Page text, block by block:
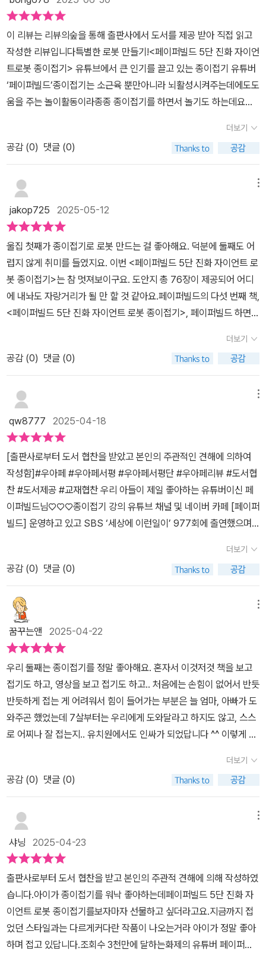
는 아주 멋진 경험이었어요.​​완성보다 중요한 ‘과정’, 그리고 자신감​물
론, 모든 단계를 완성하는 건 쉽지 않았어요. 도안이 76장이나 되는
데다, 가위질도 섬세하게 해야 했거든요. 하지만 오히려 그래서 더 빛
나는 시간이었어요. 완벽한 로봇 하나를 만들기 위해, 서두르지 않고
차근차근, 조심스럽게 접고 또 접는 그 과정 자체가 의미 있었거든요.​
📌 아이는 종이 한 장에서 출발한 이 커다란 로봇을 완성하며 스스로
자!”라고요.​ ​눈으로 보이는 자부심, 손으로 만든 성취​지금도 아이 책
상 위에 전시된 빌드맨 로봇은 친구들이 올 때마다 인기 만점이에요.
단순한 종이접기를 넘어 작품이 되고 자부심이 된 로봇, 그 속에는 땀
방울과 끈기, 창의력과 성취가 오롯이 담겨 있습니다.『페이퍼빌드 5
단 진화 자이언트로봇 종이접기』는 단지 종이접기 책이 아니라, 아이
가 자신의 손으로 만든 첫 번째 거대 프로젝트였어요. 어렵지만 그만
큼 의미 있었고, 아이의 표정 속에 단단한 자신감이 피어났답니다.
수록되어 있어서 잘라내어 바로바로 접어보았습니다. 좌우 다 표시되
어 있고 무엇에 해당되는지 인쇄되어 있어 헷갈리지 않고멋있게 접어
볼 수 있었습니다.생각보다 접어야 하는 단계가 복잡했습니다. 다른
색종이로 접어보기를먼저 한 다면 그림을 보면서 단계별로 접어보고
잘라보고 붙여보고집중하는 시간 가질 수 있었습니다. 아직 완성작품
은 없지만차근차근 하나씩 만들어가는 재미가 있었고 동영상 참고하
면서 도서를 보면서 접어 완성해 가는 재미가 솔솔 했답니다. 도서를
무료로 제공받아 작성한 리뷰입니다. #혜지원 #종이접기 #페이퍼빌
드5단진화자이언트로봇종이접기#자이언트로봇종이접기 #페이퍼빌
이 리뷰는 리뷰의숲을 통해 출판사에서 도서를 제공 받아 직접 읽고
작성한 리뷰입니다특별한 로봇 만들기!<페이퍼빌드 5단 진화 자이언
트로봇 종이접기> 유튜브에서 큰 인기를 끌고 있는 종이접기 유튜버
‘페이퍼빌드’종이접기는 소근육 뿐만아니라 뇌활성시켜주는데에도도
움을 주는 놀이활동이라종종 종이접기를 하면서 놀기도 하는데요구
많다고 합니다!!그 페이퍼빌드 저도 아이와 함께 만나봤는데요벌써
다섯 번째 시리즈라고 하네요!!아이와 천천히 차근차근 하나씩 만들
어 보도록 할께요!! 로봇 좋아하는 아이에게 딱!6살 아들이 레고로 로
봇만들기 진짜 좋아하는데요로봇을 종이로도 접을 수 있다 알려주니
로봇 종이접기> 을 보여줬더니아주 신나합니다!!!엄마! 접어줘!! 우리
같이 접을껀데 엄마 도와줘! 하며 스스로 접는 방법을 알려줍니다 1단
계부터 5단계까지! 점점 커지는 진화 로봇인<페이퍼빌드 5단 진화
자이언트로봇 종이접기> 이 책은 단순한 종이접기를 넘어서5단계로
진화하는 거대한 로봇을 완성하는 ‘조립 종이접기’예요.5단진화라
니...그것도 종이로?!! 하시겠지만종이가 접을 수록 단단하고 힘도 좋
기 때문에충분히 만들 수 있답니다!!!학블록, 학블록 응용 접기로 시작
해서 가슴, 어깨,하체 중심, 허벅지, 발, 머리를 만들어 나가면서이걸
하나로 조립하면 로봇이라고?? 의심가득했지만붙이고 조립해보니
부분은 QR코드 영상으로 확인할 수 있어요. 종이접기 초보자 분들이
라면 사실 어려울 수도 있어요!!조립하는 부분에서만 영상참고하면
될듯하고나머지는 접기 부분이 잘 설명되어 있어서고대로 따라 접으
면 된답니다!! 종이 자르기 + 접기 + 조립3단계만 거치면 멋진 로봇
을 만들 수 있는데처음 접을 때 방향을 잘 보고 접어주셔야두번 실수
하지 않아요!!!하나씩 완성해가는 모습보니 아이도 신나고 저도 신나
더라구요만들면서 성취감도 쑥쑥 자랍니다. 아이와 함께, 협동과 성
취의 시간종이접기를 넘어서창의력 + 집중력 + 부모와의 협동심까
라보는 아이는 그저 신나고 뿌듯해 합니다. 1단계까지만 만들어봤지
만이제 남은 2~5단계까지 진화를 해봐야겠어요!!또 매일매일 달라지
는 로봇을 보면서 더 접고싶어 하겠죠?!아이들에게 창작의 즐거움과
완성되고 난 뒤의 성취감은직접 경험하면서 느낄 수 있는 소중한 경
험이랍니다.나만의 특별한 로봇 만들기!<페이퍼빌드 5단 진화 자이
언트로봇 종이접기> 함께 접어보아요!! 이 글은 '리뷰의 숲'을 통해 도
서를 제공받아 주관적으로 작성한 글입니다.#페이퍼빌드5단진화자
이언트로봇종이접기 #혜지원 #페이퍼빌드 #리뷰의숲 #리뷰의숲서
평단 #종이접기 #로봇종이접기 #5단진화 #로봇접기
더보기
공감 (0) 댓글 (0)
jakop725 2025-05-12
울집 첫째가 종이접기로 로봇 만드는 걸 좋아해요. 덕분에 둘째도 어
렵지 않게 취미를 들였지요. 이번 <페이퍼빌드 5단 진화 자이언트 로
봇 종이접기>는 참 멋져보이구요. 도안지 총 76장이 제공되어 어디
에 내놔도 자랑거리가 될 만 할 것 같아요.페이퍼빌드의 다섯 번째 책,
<페이퍼빌드 5단 진화 자이언트 로봇 종이접기>, 페이퍼빌드 하면
을 수 있습니다.학접기 블록을 접고 조립하고 오려서 만드는 페이퍼
빌드 종이접기는 입체적이고 사실적인 종이접기에요. 어디서도 찾아
볼 수 없는 특별한 종이접기로, 아이들의 눈을 사로잡는 멋진 무기, 전
투기, 로봇 등을 얼마든지 접을 수 있지요. 그 중에서도 이번 책은 아
이들이 가장 좋아하는 로봇 입니다.이번 책에서는 5단계로 진화하는
로봇을 접을 수 있으며, 1단계 히어로 빌드맨부터 점점 더 크고 멋진
형태로 발전합니다. 난이도는 있지만, 그만큼 성취감과 창의력을 키
울 수 있는 특별한 종이접기입니다.연휴에 접어보겠다고 마음 먹었는
데, 계획대로 잘 안되었어요. 멋진 작품으로 기대되는 만큼 시간도 투
자해야 할 것 같은데, 울집꼬맹이들은 충분히 해내리라 봅니다. 오늘
부터 짬나는 시간에 도전하려구요. 아마도 전시하게 될 것 같습니다.
5단으로 진화되는 모습이 그림으로만 봐도 정말 멋지거든요. 저도 함
께 할 예정입니다. 좋은 책 보내주셔서 정말 감사합니다.'출판사로부
터 도서 협찬을 받고 본인의 주관적 견해에 의해 작성하였습니다.'​​
더보기
공감 (0) 댓글 (0)
qw8777 2025-04-18
[출판사로부터 도서 협찬을 받았고 본인의 주관적인 견해에 의하여
작성함]#우아페 #우아페서평 #우아페서평단 #우아페리뷰 #도서협
찬 #도서제공 #교재협찬 우리 아들이 제일 좋아하는 유튜버이신 페
이퍼빌드님♡♡♡종이접기 강의 유튜브 채널 및 네이버 카페 [페이퍼
빌드] 운영하고 있고 SBS ‘세상에 이런일이’ 977회에 출연했으며
5단 진화 자이언트 로봇 종이접기가 새로 나왔습니다~!!!!표지 때깔
부터 영롱하죵~♡♡♡첫째는 맨날 톡톡 블록에 그렇게 집착하더니
이제는 로봇교실에 푹 빠졌는데...둘째는 처음부터 종이접기에 그렇
게 집착하더라구요...다이소에 오만 종이접기 책을 다 섭렵했던 것 같
습니다.다이소 종이접기로 시작해서 이제는 페이퍼빌드님의 종이접
기에 푹 빠진 둘찌♡♡♡맨날 티비로 유튜브 페이퍼빌드님의 종이접
기를 보고 따라 만들더라구요 ㅎㅎ얼마 전 초등학교에 입학한 둘찌♡
♡♡초등학교 방과후 돌봄교실에서도 맨날 종이접기만 하고 있는데,
페이퍼빌드님의 5단 진화 자이언트 로봇 종이접기를 책 보고 만들 생
각을 하니 제가 더 설레이네여 ㅎㅎ기호와 약속기초 접기1단계 히어
로 빌드맨2단계 메가 빌드 워리어3단계 골리앗 페가수스4단계 기간
틱 골리앗 페가수스5단계 히어로 페가수스 워리어special weapon
히어로 보우로 알차게 구성되어 있어서 더 좋은 페이퍼빌드 5단 진화
자이언트 로봇 종이접기!!!!아이한테 큰 선물이 되었습니다 ^^페이퍼
더보기
공감 (0) 댓글 (0)
꿈꾸는앤 2025-04-22
우리 둘째는 종이접기를 정말 좋아해요. 혼자서 이것저것 책을 보고
접기도 하고, 영상을 보고 접기도 하고.. 처음에는 손힘이 없어서 반듯
반듯하게 접는 게 어려워서 힘이 들어가는 부분은 늘 엄마, 아빠가 도
와주곤 했었는데 7살부터는 우리에게 도와달라고 하지도 않고, 스스
로 어찌나 잘 접는지.. 유치원에서도 인싸가 되었답니다 ^^ 이렇게 종
기 시작했고, 쉬운 종이접기에서 어려운 팽이나 복잡한 로봇까지 뚝
딱 접어대더라고요. 그러다 보니 학교에서도 친구들이 종이를 접어달
라고 하고, 매일 접어주고 오더라고요 ^^ 그러다 보니 조금 복잡한 종
이접기를 더욱 좋아하게 되었답니다. 그런 우리 아이에게 딱 맞는 페
이퍼빌드 5단 진화 자이언트 로봇 종이접기! 아이가 정말 좋아하더라
고요 ^^1단계부터 차근차근 접어서 나만의 멋진 로봇을 만들어볼 수
있답니다. 단계별로 이름이 다 있고, 단계별로 만들어서 총 합쳐서 5
단계까지 완성할 수 있어서 정말 멋진 로봇이 만들어지더라고요 ^^
그러면서 더 화려하고! 점점 커지는 초거대 로봇이 완성이 된답니다.
정말 말 그대로 자이언트 로봇!!아이가 접는 걸 옆에서 보고 있으니 저
는 무슨 말인지 하나도 모르겠더라고요 ㅠ 너는 어떻게 그렇게 잘 접
는 거니? 그런데 완성 로봇이 정말 디테일하고 멋지지 않나요? 종이
더보기
공감 (0) 댓글 (0)
샤닝 2025-04-23
출판사로부터 도서 협찬을 받고 본인의 주관적 견해에 의해 작성하였
습니다.아이가 종이접기를 워낙 좋아하는데페이퍼빌드 5단 진화 자
이언트 로봇 종이접기를보자마자 선물하고 싶더라고요.지금까지 접
었던 스타일과는 다르게커다란 작품이 나오는거라 아이가 정말 좋아
하며 접고 있답니다.조회수 3천만에 달하는화제의 유튜버 페이퍼빌